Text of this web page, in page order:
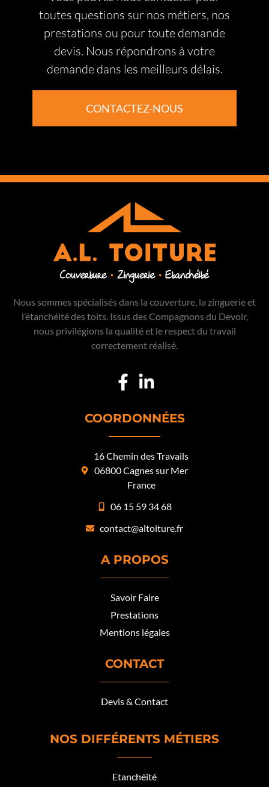
et durabilité pour vous offrir une toiture
performante, esthétique et adaptée à votre
environnement.
toutes questions sur nos métiers, nos
prestations ou pour toute demande
devis. Nous répondrons à votre
demande dans les meilleurs délais.
CONTACTEZ-NOUS
Nous sommes spécialisés dans la couverture, la zinguerie et
l’étanchéité des toits. Issus des Compagnons du Devoir,
nous privilégions la qualité et le respect du travail
correctement réalisé.
COORDONNÉES
16 Chemin des Travails
06800 Cagnes sur Mer
France
06 15 59 34 68
contact@altoiture.fr
A PROPOS
Savoir Faire
Prestations
Mentions légales
CONTACT
Devis & Contact
NOS DIFFÉRENTS MÉTIERS
Etanchéité